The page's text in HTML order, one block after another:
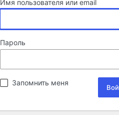
Имя пользователя или email
Пароль
Запомнить меня